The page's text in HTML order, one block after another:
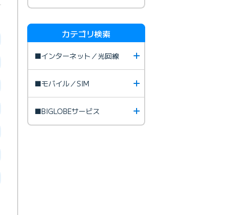
カテゴリ検索
■インターネット／光回線
■モバイル／SIM
■BIGLOBEサービス